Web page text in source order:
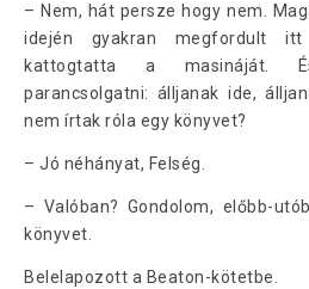
– Nem, hát persze hogy nem.
idején gyakran megfordult
kattogtatta a masináját.
parancsolgatni: álljanak ide,
nem írtak róla egy könyvet?
– Jó néhányat, Felség.
– Valóban? Gondolom, előbb-
könyvet.
Belelapozott a Beaton-kötetbe.